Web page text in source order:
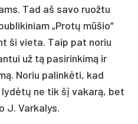
Tad aš savo ruožtu
„Protų mūšio“
ši vieta. Taip pat noriu
už tą pasirinkimą ir
Noriu palinkėti, kad
ne tik šį vakarą, bet
J. Varkalys.